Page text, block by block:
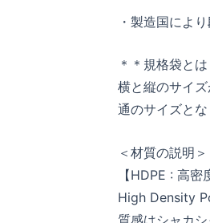
・製造国によ
＊＊規格袋とは
横と縦のサイ
通のサイズとな
＜材質の説明＞
【HDPE : 高密
High Density
質感はシャカ